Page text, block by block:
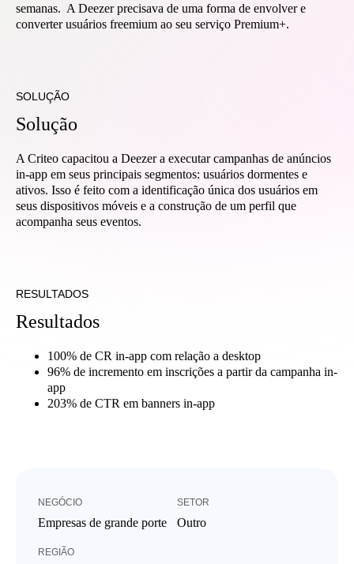
NEGÓCIO
Empresas de grande porte
SETOR
Outro
REGIÃO
semanas. A Deezer precisava de uma forma de envolver e
converter usuários freemium ao seu serviço Premium+.
SOLUÇÃO
Solução
A Criteo capacitou a Deezer a executar campanhas de anúncios
in-app em seus principais segmentos: usuários dormentes e
ativos. Isso é feito com a identificação única dos usuários em
seus dispositivos móveis e a construção de um perfil que
acompanha seus eventos.
RESULTADOS
Resultados
100% de CR in-app com relação a desktop
96% de incremento em inscrições a partir da campanha in-
app
203% de CTR em banners in-app